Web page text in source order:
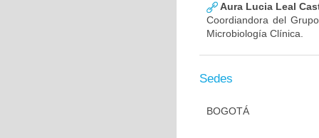
Aura Lucia Leal
Coordiandora del
Microbiología Clínica.
Sedes
BOGOTÁ